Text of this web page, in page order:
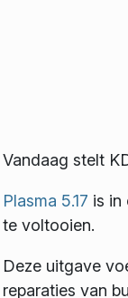
Vandaag stelt
Plasma 5.17 is in
te voltooien.
Deze uitgave
reparaties van